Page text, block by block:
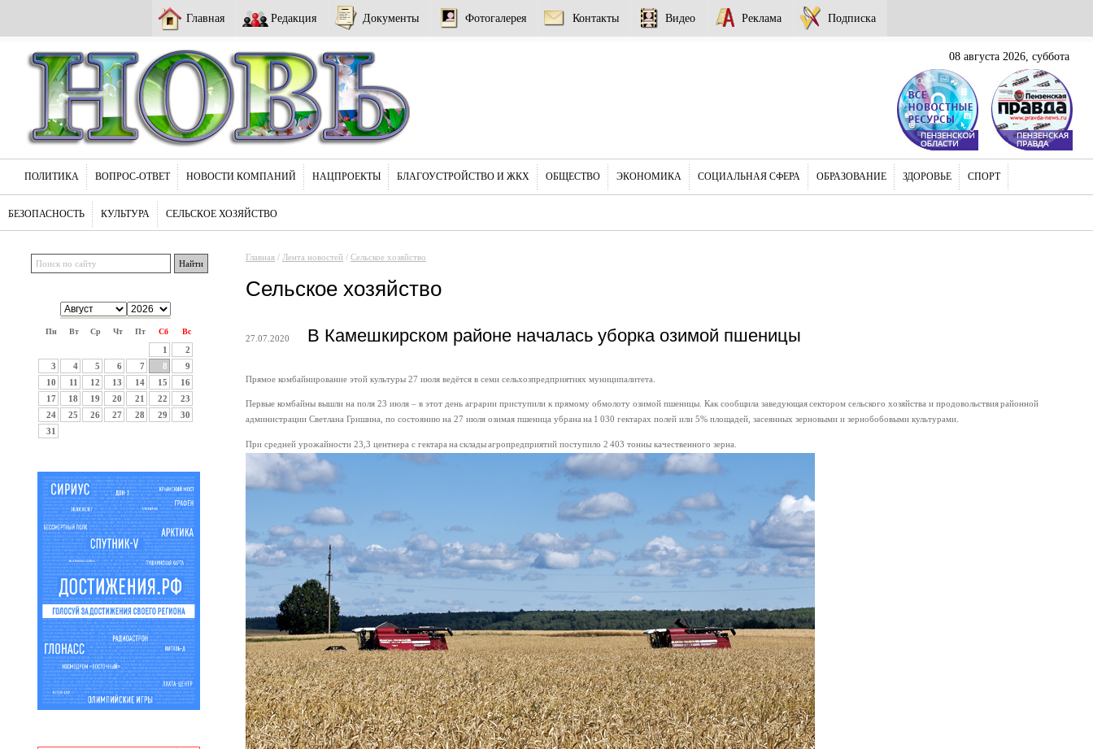
Главная Редакция Документы Фотогалерея Контакты Видео Реклама Подписка
08 августа 2026, суббота
ПОЛИТИКА ВОПРОС-ОТВЕТ НОВОСТИ КОМПАНИЙ НАЦПРОЕКТЫ БЛАГОУСТРОЙСТВО И ЖКХ ОБЩЕСТВО ЭКОНОМИКА СОЦИАЛЬНАЯ СФЕРА ОБРАЗОВАНИЕ ЗДОРОВЬЕ СПОРТ
БЕЗОПАСНОСТЬ КУЛЬТУРА СЕЛЬСКОЕ ХОЗЯЙСТВО
Пн Вт Ср Чт Пт Сб Вс
1
2
3
4 5 6 7 8
9
10
11 12 13 14 15
16
17
18 19 20 21 22
23
24
25 26 27 28 29
30
31
Главная / Лента новостей / Сельское хозяйство
Сельское хозяйство
27.07.2020 В Камешкирском районе началась уборка озимой пшеницы
Прямое комбайнирование этой культуры 27 июля ведётся в семи сельхозпредприятиях муниципалитета.
Первые комбайны вышли на поля 23 июля – в этот день аграрии приступили к прямому обмолоту озимой пшеницы. Как сообщила заведующая сектором сельского хозяйства и продовольствия районной
администрации Светлана Гришина, по состоянию на 27 июля озимая пшеница убрана на 1 030 гектарах полей или 5% площадей, засеянных зерновыми и зернобобовыми культурами.
При средней урожайности 23,3 центнера с гектара на склады агропредприятий поступило 2 403 тонны качественного зерна.